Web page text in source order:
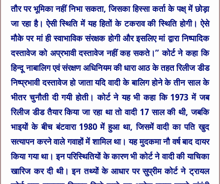
तौर पर भूमिका नहीं निभा सकता, जिसका हिस्सा कर्ता के पक्ष् में छोड़ा
जा रहा है। ऐसी स्थिति में यह हितों के टकराव की स्थिति होगी। ऐसे
मौके पर मां ही स्वाभाविक संरक्षक होगी और इसलिए मां द्वारा निष्पादिक
दस्तावेज को अप्रभावी दस्तावेज नहीं कह सकते।” कोर्ट ने कहा कि
हिन्दू नाबालिग एवं संरक्षण अधिनियम की धारा आठ के तहत रिलीज डीड
निष्प्रभावी दस्तावेज हो जाता यदि वादी के बालिग होने के तीन साल के
भीतर चुनौती दी गयी होती। कोर्ट ने यह भी कहा कि 1973 में जब
रिलीज डीड तैयार किया जा रहा था तो वादी 17 साल की थी, जबकि
भाइयों के बीच बंटवारा 1980 में हुआ था, जिसमें वादी का पति खुद
सत्यापन करने वाले गवाहों में शामिल था। यह मुदकमा नौ वर्ष बाद दायर
किया गया था। इन परिस्थितियों के कारण भी कोर्ट ने वादी की याचिका
खारिज कर दी थी। इन तथ्यों के आधार पर सुप्रीम कोर्ट ने ट्रायल